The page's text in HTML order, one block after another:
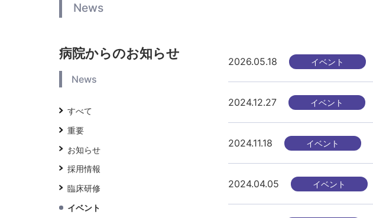
News
2026.05.18 イベント
2024.12.27 イベント
2024.11.18 イベント
2024.04.05 イベント
病院からのお知らせ
News
すべて
重要
お知らせ
採用情報
臨床研修
イベント